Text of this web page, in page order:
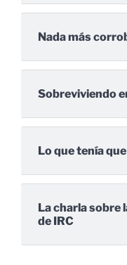
Nada más
Sobreviviendo
Lo que tenía
La charla sobre
de IRC